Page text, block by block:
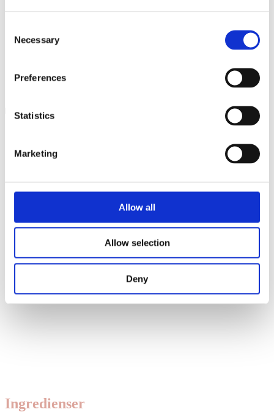
Selection
Necessary
Preferences
Statistics
Marketing
Allow all
Allow selection
Deny
Dose­ring
Klik for at læse mere
Ingre­di­en­ser